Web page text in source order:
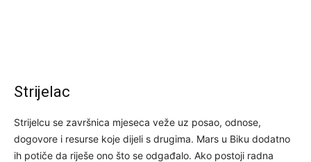
Strijelac
Strijelcu se završnica mjeseca veže uz posao, odnose,
dogovore i resurse koje dijeli s drugima. Mars u Biku dodatno
ih potiče da riješe ono što se odgađalo. Ako postoji radna